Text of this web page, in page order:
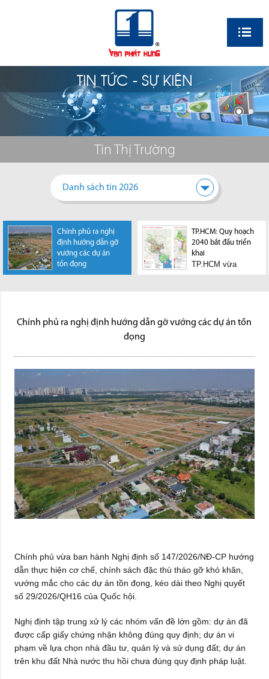
TIN TỨC - SỰ KIỆN
Tin Thị Trường
Danh sách tin 2026
Chính phủ ra nghị
định hướng dẫn gỡ
vướng các dự án
tồn đọng
Chính phủ vừa
TP.HCM: Quy hoạch
2040 bắt đầu triển
khai
TP.HCM vừa
Chính phủ ra nghị định hướng dẫn gỡ vướng các dự án tồn
đọng
Chính phủ vừa ban hành Nghị định số 147/2026/NĐ-CP hướng
dẫn thực hiện cơ chế, chính sách đặc thù tháo gỡ khó khăn,
vướng mắc cho các dự án tồn đọng, kéo dài theo Nghị quyết
số 29/2026/QH16 của Quốc hội.
Nghị định tập trung xử lý các nhóm vấn đề lớn gồm: dự án đã
được cấp giấy chứng nhận không đúng quy định; dự án vi
phạm về lựa chọn nhà đầu tư, quản lý và sử dụng đất; dự án
trên khu đất Nhà nước thu hồi chưa đúng quy định pháp luật.